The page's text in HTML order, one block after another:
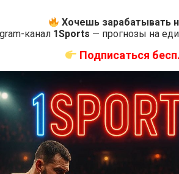
самые лучшие и актуальные
Хочешь зарабатывать
канал 1Sports — прогнозы на
Подписаться